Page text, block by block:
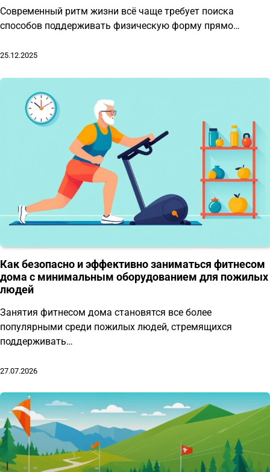
Современный ритм жизни всё чаще требует поиска
способов поддерживать физическую форму прямо…
25.12.2025
Как безопасно и эффективно заниматься фитнесом
дома с минимальным оборудованием для пожилых
людей
Занятия фитнесом дома становятся все более
популярными среди пожилых людей, стремящихся
поддерживать…
27.07.2026